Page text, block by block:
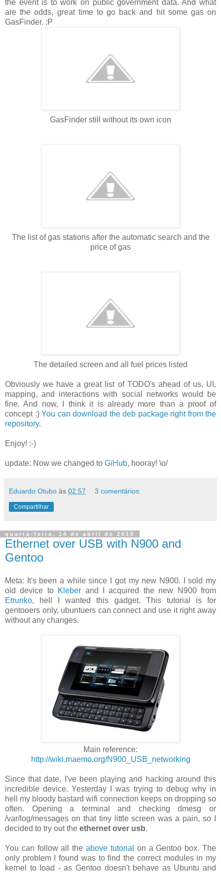
the event is to work on public government data. And what
are the odds, great time to go back and hit some gas on
GasFinder. :P
GasFinder still without its own icon
The list of gas stations after the automatic search and the
price of gas
The detailed screen and all fuel prices listed
Obviously we have a great list of TODO's ahead of us, UI,
mapping, and interactions with social networks would be
fine. And now, I think it is already more than a proof of
concept :) You can download the deb package right from the
repository.
Enjoy! :-)
update: Now we changed to GiHub, hooray! \o/
Eduardo Otubo às 02:57 3 comentários:
Compartilhar
quarta-feira, 14 de abril de 2010
Ethernet over USB with N900 and
Gentoo
Meta: It's been a while since I got my new N900. I sold my
old device to Kleber and I acquired the new N900 from
Etrunko, hell I wanted this gadget. This tutorial is for
gentooers only, ubuntuers can connect and use it right away
without any changes.
Main reference:
http://wiki.maemo.org/N900_USB_networking
Since that date, I've been playing and hacking around this
incredible device. Yesterday I was trying to debug why in
hell my bloody bastard wifi connection keeps on dropping so
often. Opening a terminal and checking dmesg or
/var/log/messages on that tiny little screen was a pain, so I
decided to try out the ethernet over usb.
You can follow all theabove tutorial on a Gentoo box. The
only problem I found was to find the correct modules in my
kernel to load - as Gentoo doesn't behave as Ubuntu and